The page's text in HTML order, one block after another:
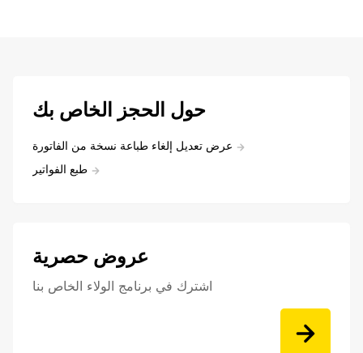
حول الحجز الخاص بك
عرض تعديل إلغاء طباعة نسخة من الفاتورة
طبع الفواتير
عروض حصرية
اشترك في برنامج الولاء الخاص بنا